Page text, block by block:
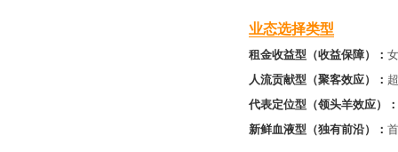
业态选择类型
租金收益型（收益保障）：
人流贡献型（聚客效应）：
代表定位型（领头羊效应）：
新鲜血液型（独有前沿）：